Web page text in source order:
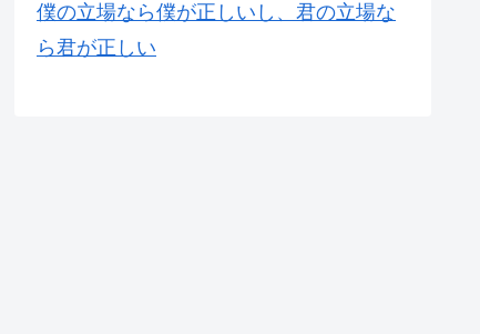
僕の立場なら僕が正しいし、君の立場な
ら君が正しい